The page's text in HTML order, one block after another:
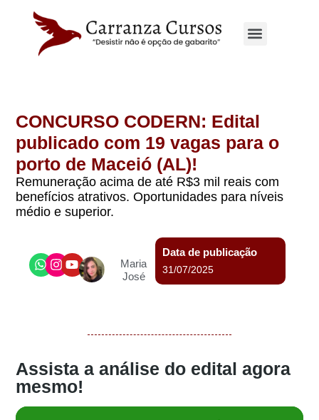
CONCURSO CODERN: Edital
publicado com 19 vagas para o
porto de Maceió (AL)!
Remuneração acima de até R$3 mil reais com
benefícios atrativos. Oportunidades para níveis
médio e superior.
Maria
José
Data de publicação
31/07/2025
Assista a análise do edital agora
mesmo!